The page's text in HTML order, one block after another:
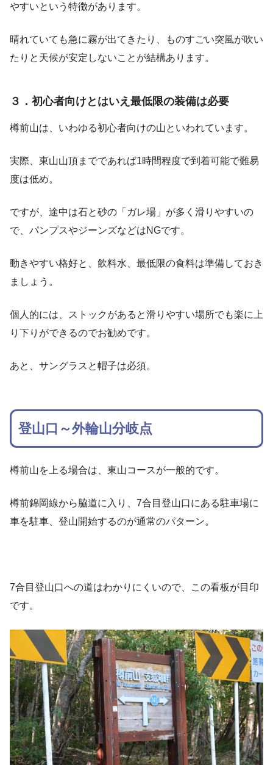
やすいという特徴があります。
晴れていても急に霧が出てきたり、ものすごい突風が吹い
たりと天候が安定しないことが結構あります。
３．初心者向けとはいえ最低限の装備は必要
樽前山は、いわゆる初心者向けの山といわれています。
実際、東山山頂までであれば1時間程度で到着可能で難易
度は低め。
ですが、途中は石と砂の「ガレ場」が多く滑りやすいの
で、パンプスやジーンズなどはNGです。
動きやすい格好と、飲料水、最低限の食料は準備しておき
ましょう。
個人的には、ストックがあると滑りやすい場所でも楽に上
り下りができるのでお勧めです。
あと、サングラスと帽子は必須。
登山口～外輪山分岐点
樽前山を上る場合は、東山コースが一般的です。
樽前錦岡線から脇道に入り、7合目登山口にある駐車場に
車を駐車、登山開始するのが通常のパターン。
7合目登山口への道はわかりにくいので、この看板が目印
です。